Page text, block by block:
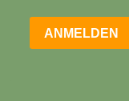
ANMELDEN